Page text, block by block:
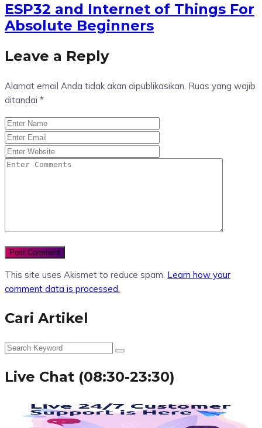
ESP32 and Internet of Things For
Absolute Beginners
Leave a Reply
Alamat email Anda tidak akan dipublikasikan. Ruas yang wajib
ditandai *
This site uses Akismet to reduce spam. Learn how your
comment data is processed.
Cari Artikel
Live Chat (08:30-23:30)